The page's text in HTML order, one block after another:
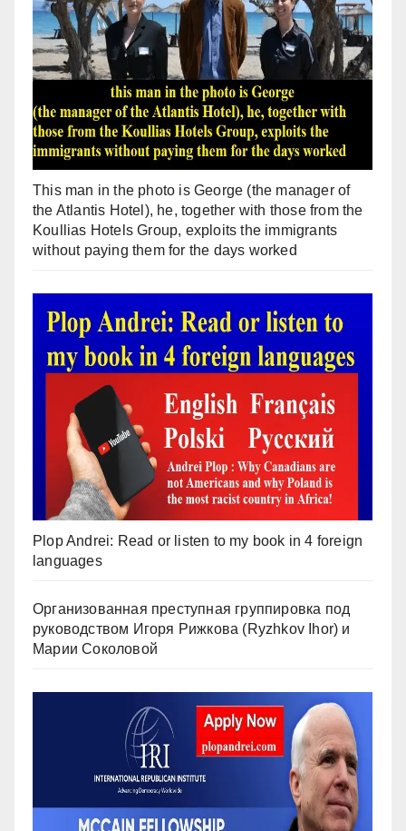
This man in the photo is George (the manager of
the Atlantis Hotel), he, together with those from the
Koullias Hotels Group, exploits the immigrants
without paying them for the days worked
Plop Andrei: Read or listen to my book in 4 foreign
languages
Организованная преступная группировка под
руководством Игоря Рижкова (Ryzhkov Ihor) и
Марии Соколовой